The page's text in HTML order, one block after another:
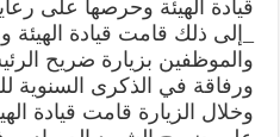
قيادة الهيئة وحرصها على
_إلى ذلك قامت قيادة الهيئة
والموظفين بزيارة ضريح
ورفاقة في الذكرى السنوية
وخلال الزيارة قامت قيادة